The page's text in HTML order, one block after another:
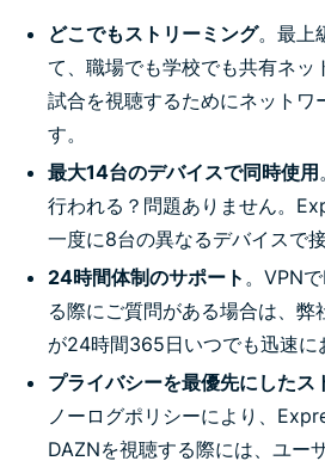
どこでもストリーミング。最上
て、職場でも学校でも共有ネッ
試合を視聴するためにネットワ
す。
最大14台のデバイスで同時使用
行われる？問題ありません。
一度に8台の異なるデバイスで
24時間体制のサポート 。VPN
る際にご質問がある場合は、弊
が24時間365日いつでも迅速に
プライバシーを最優先にしたス
ノーログポリシーにより、
DAZNを視聴する際には、ユー